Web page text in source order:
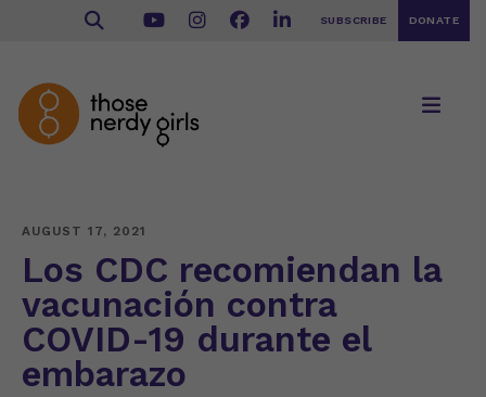
SUBSCRIBE DONATE
AUGUST 17, 2021
Los CDC recomiendan la
vacunación contra
COVID-19 durante el
embarazo